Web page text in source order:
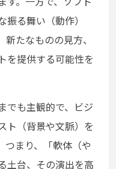
る舞い（動作）
たなものの見方、
を提供する可能性を
でも主観的で、ビジ
ト（背景や文脈）を
つまり、「軟体（や
土台、その演出を高